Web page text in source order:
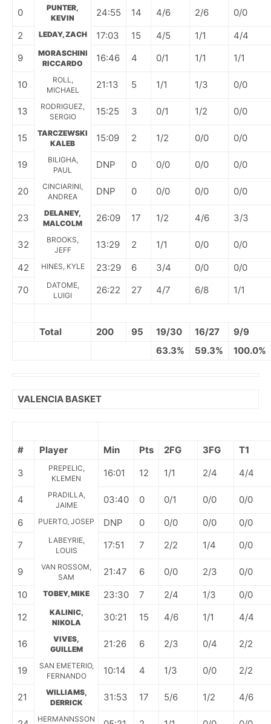
0
PUNTER,
KEVIN
24:55 14 4/6 2/6
0/0
2
LEDAY, ZACH 17:03 15 4/5 1/1
4/4
9
MORASCHINI
RICCARDO
16:46 4 0/1 1/1 1/1
10
ROLL,
MICHAEL
21:13 5 1/1 1/3 0/0
13
RODRIGUEZ,
SERGIO
15:25 3 0/1 1/2 0/0
15
TARCZEWSKI
KALEB
15:09 2 1/2 0/0 0/0
19
BILIGHA,
PAUL
DNP 0 0/0 0/0 0/0
20
CINCIARINI,
ANDREA
DNP 0 0/0 0/0 0/0
23
DELANEY,
MALCOLM
26:09 17 1/2 4/6 3/3
32
BROOKS,
JEFF
13:29 2 1/1 0/0
0/0
42
HINES, KYLE 23:29 6 3/4 0/0
0/0
70
DATOME,
LUIGI
26:22 27 4/7 6/8 1/1
Total 200 95 19/30 16/27
9/9
63.3%
59.3% 100.0%
VALENCIA BASKET
# Player Min Pts 2FG 3FG
T1
3
PREPELIC,
KLEMEN
16:01 12 1/1 2/4 4/4
4
PRADILLA,
JAIME
03:40 0 0/1 0/0
0/0
6
PUERTO, JOSEP DNP 0 0/0 0/0
0/0
7
LABEYRIE,
LOUIS
17:51 7 2/2 1/4 0/0
9
VAN ROSSOM,
SAM
21:47 6 0/0 2/3
0/0
10
TOBEY, MIKE 23:30 7 2/4 1/3
0/0
12
KALINIC,
NIKOLA
30:21 15 4/6 1/1 4/4
16
VIVES,
GUILLEM
21:26 6 2/3 0/4 2/2
19
SAN EMETERIO,
FERNANDO
10:14 4 1/3 0/0 2/2
21
WILLIAMS,
DERRICK
31:53 17 5/6 1/2 4/6
HERMANNSSON